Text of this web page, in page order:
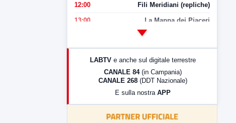
12:00 Fili Meridiani (repliche)
13:00 La Mappa dei Piaceri
LabNews (Diretta)
LabNews (replica)
LABTV e anche sul digitale terrestre
CANALE 84 (in Campania)
CANALE 268 (DDT Nazionale)
E sulla nostra APP